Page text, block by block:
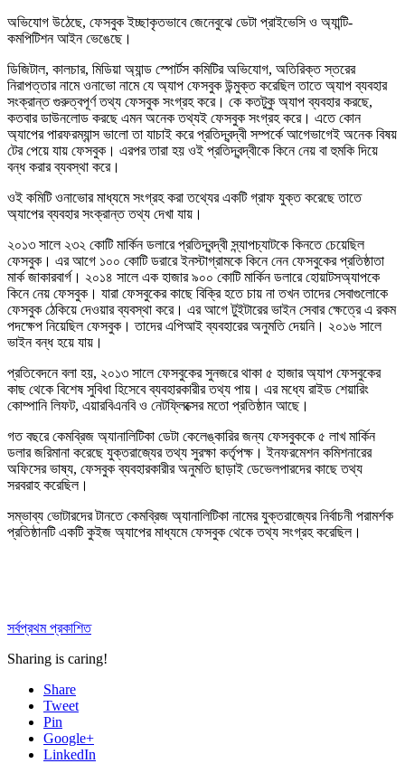
অভিযোগ উঠেছে, ফেসবুক ইচ্ছাকৃতভাবে জেনেবুঝে ডেটা প্রাইভেসি ও অ্যান্টি-
কমপিটিশন আইন ভেঙেছে।
ডিজিটাল, কালচার, মিডিয়া অ্যান্ড স্পোর্টস কমিটির অভিযোগ, অতিরিক্ত স্তরের
নিরাপত্তার নামে ওনাভো নামে যে অ্যাপ ফেসবুক উন্মুক্ত করেছিল তাতে অ্যাপ ব্যবহার
সংক্রান্ত গুরুত্বপূর্ণ তথ্য ফেসবুক সংগ্রহ করে। কে কতটুকু অ্যাপ ব্যবহার করছে,
কতবার ডাউনলোড করছে এমন অনেক তথ্যই ফেসবুক সংগ্রহ করে। এতে কোন
অ্যাপের পারফরম্যান্স ভালো তা যাচাই করে প্রতিদ্বন্দ্বী সম্পর্কে আগেভাগেই অনেক বিষয়
টের পেয়ে যায় ফেসবুক। এরপর তারা হয় ওই প্রতিদ্বন্দ্বীকে কিনে নেয় বা হুমকি দিয়ে
বন্ধ করার ব্যবস্থা করে।
ওই কমিটি ওনাভোর মাধ্যমে সংগ্রহ করা তথ্যের একটি গ্রাফ যুক্ত করেছে তাতে
অ্যাপের ব্যবহার সংক্রান্ত তথ্য দেখা যায়।
২০১৩ সালে ২৩২ কোটি মার্কিন ডলারে প্রতিদ্বন্দ্বী স্ন্যাপচ্যাটকে কিনতে চেয়েছিল
ফেসবুক। এর আগে ১০০ কোটি ডরারে ইনস্টাগ্রামকে কিনে নেন ফেসবুকের প্রতিষ্ঠাতা
মার্ক জাকারবার্গ। ২০১৪ সালে এক হাজার ৯০০ কোটি মার্কিন ডলারে হোয়াটসঅ্যাপকে
কিনে নেয় ফেসবুক। যারা ফেসবুকের কাছে বিক্রি হতে চায় না তখন তাদের সেবাগুলোকে
ফেসবুক ঠেকিয়ে দেওয়ার ব্যবস্থা করে। এর আগে টুইটারের ভাইন সেবার ক্ষেত্রে এ রকম
পদক্ষেপ নিয়েছিল ফেসবুক। তাদের এপিআই ব্যবহারের অনুমতি দেয়নি। ২০১৬ সালে
ভাইন বন্ধ হয়ে যায়।
প্রতিবেদনে বলা হয়, ২০১৩ সালে ফেসবুকের সুনজরে থাকা ৫ হাজার অ্যাপ ফেসবুকের
কাছ থেকে বিশেষ সুবিধা হিসেবে ব্যবহারকারীর তথ্য পায়। এর মধ্যে রাইড শেয়ারিং
কোম্পানি লিফট, এয়ারবিএনবি ও নেটফ্লিক্সের মতো প্রতিষ্ঠান আছে।
গত বছরে কেমব্রিজ অ্যানালিটিকা ডেটা কেলেঙ্কারির জন্য ফেসবুককে ৫ লাখ মার্কিন
ডলার জরিমানা করেছে যুক্তরাজ্যের তথ্য সুরক্ষা কর্তৃপক্ষ। ইনফরমেশন কমিশনারের
অফিসের ভাষ্য, ফেসবুক ব্যবহারকারীর অনুমতি ছাড়াই ডেভেলপারদের কাছে তথ্য
সরবরাহ করেছিল।
সম্ভাব্য ভোটারদের টানতে কেমব্রিজ অ্যানালিটিকা নামের যুক্তরাজ্যের নির্বাচনী পরামর্শক
প্রতিষ্ঠানটি একটি কুইজ অ্যাপের মাধ্যমে ফেসবুক থেকে তথ্য সংগ্রহ করেছিল।
সর্বপ্রথম প্রকাশিত
Sharing is caring!
Share
Tweet
Pin
Google+
LinkedIn